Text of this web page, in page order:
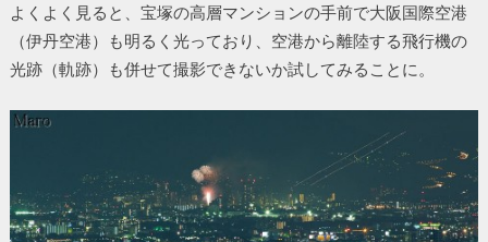
よくよく見ると、宝塚の高層マンションの手前で大阪国際空港
（伊丹空港）も明るく光っており、空港から離陸する飛行機の
光跡（軌跡）も併せて撮影できないか試してみることに。